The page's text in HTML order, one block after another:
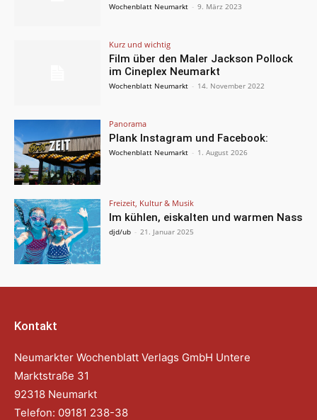
Wochenblatt Neumarkt - 9. März 2023
Kurz und wichtig
Film über den Maler Jackson Pollock
im Cineplex Neumarkt
Wochenblatt Neumarkt - 14. November 2022
Panorama
Plank Instagram und Facebook:
Wochenblatt Neumarkt - 1. August 2026
Freizeit, Kultur & Musik
Im kühlen, eiskalten und warmen Nass
djd/ub - 21. Januar 2025
Kontakt
Neumarkter Wochenblatt Verlags GmbH Untere
Marktstraße 31
92318 Neumarkt
Telefon: 09181 238-38